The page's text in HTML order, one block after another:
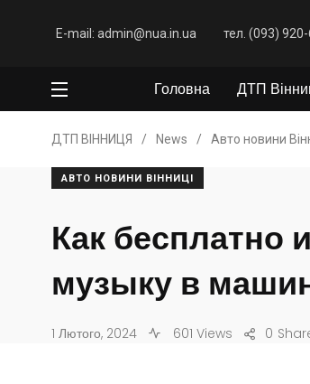
E-mail: admin@nua.in.ua тел. (093)
Головна ДТП
ДТП ВІННИЦЯ / News / Авто новини
АВТО НОВИНИ ВІННИЦІ
Как бесплатно
музыку в
1 Лютого, 2024 601 Views 0